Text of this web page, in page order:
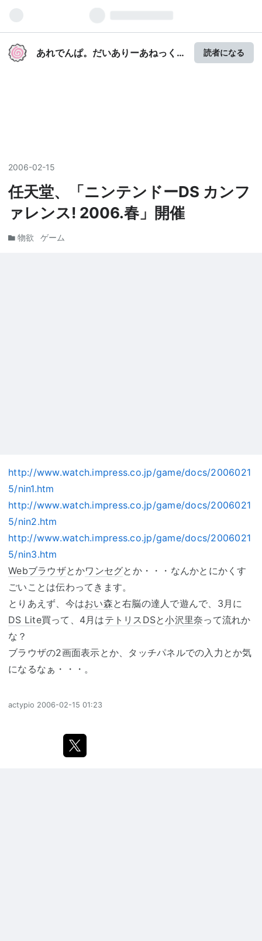
あれでんぱ。だいありーあねっく
読者になる
2006-02-15
任天堂、「ニンテンドーDS カンフ
ァレンス! 2006.春」開催
物欲 ゲーム
http://www.watch.impress.co.jp/game/docs/2006021
5/nin1.htm
http://www.watch.impress.co.jp/game/docs/2006021
5/nin2.htm
http://www.watch.impress.co.jp/game/docs/2006021
5/nin3.htm
Webブラウザとかワンセグとか・・・なんかとにかくす
ごいことは伝わってきます。
とりあえず、今はおい森と右脳の達人で遊んで、3月に
DS Lite買って、4月はテトリスDSと小沢里奈って流れか
な？
ブラウザの2画面表示とか、タッチパネルでの入力とか気
になるなぁ・・・。
actypio 2006-02-15 01:23